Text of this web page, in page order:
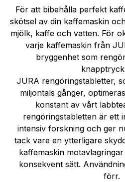
För att bibehålla perfekt
skötsel av din kaffemaskin
mjölk, kaffe och vatten. För
varje kaffemaskin från
bryggenhet som
JURA rengöringstabletter,
miljontals gånger,
konstant av vårt
rengöringstabletten är ett
intensiv forskning och ger
tack vare en ytterligare
kaffemaskin
konsekvent sätt.
förr.